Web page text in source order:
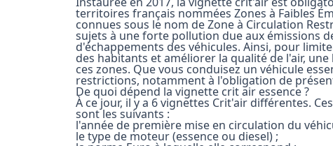
territoires français nommées Zones à Faibles
connues sous le nom de Zone à Circulation
sujets à une forte pollution due aux émissions
d'échappements des véhicules. Ainsi, pour
des habitants et améliorer la qualité de l'air,
ces zones. Que vous conduisez un véhicule
restrictions, notamment à l'obligation de
De quoi dépend la vignette crit air essence ?
À ce jour, il y a 6 vignettes Crit'air différentes.
sont les suivants :
l'année de première mise en circulation du
le type de moteur (essence ou diesel) ;